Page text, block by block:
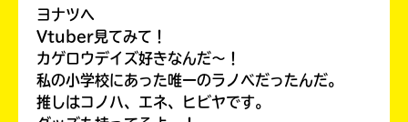
ヨナツヘ
Vtuber見てみて！
カゲロウデイズ好きなんだ〜！
私の小学校にあった唯一のラノベだったんだ。
推しはコノハ、エネ、ヒビヤです。